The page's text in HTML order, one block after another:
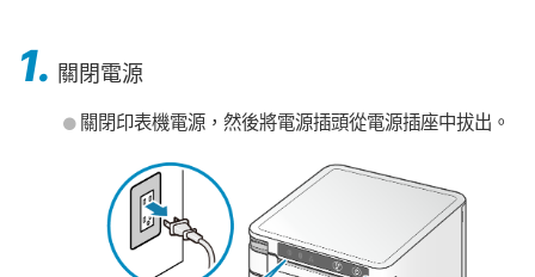
1. 關閉電源
關閉印表機電源，然後將電源插頭從電源插座中拔出。